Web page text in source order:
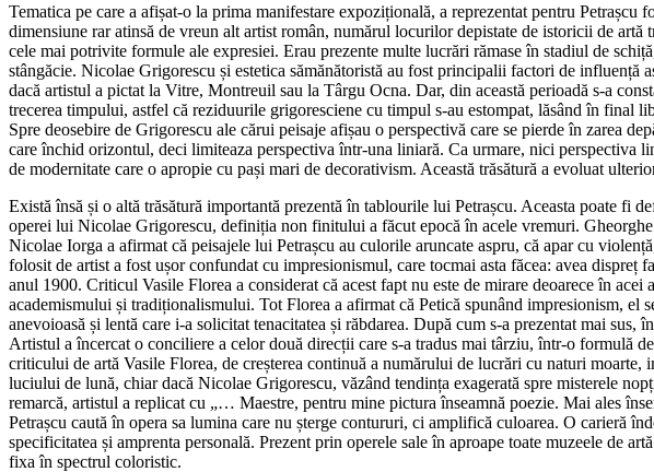
Tematica pe care a afișat-o la prima manifestare expozițională, a reprezentat pentru
dimensiune rar atinsă de vreun alt artist român, numărul locurilor depistate de istoricii de
cele mai potrivite formule ale expresiei. Erau prezente multe lucrări rămase în stadiul de
stângăcie. Nicolae Grigorescu și estetica sămănătoristă au fost principalii factori de
dacă artistul a pictat la Vitre, Montreuil sau la Târgu Ocna. Dar, din această perioadă s-a
trecerea timpului, astfel că reziduurile grigoresciene cu timpul s-au estompat, lăsând în final
Spre deosebire de Grigorescu ale cărui peisaje afișau o perspectivă care se pierde în zarea
care închid orizontul, deci limiteaza perspectiva într-una liniară. Ca urmare, nici perspectiva
de modernitate care o apropie cu pași mari de decorativism. Această trăsătură a evoluat
Există însă și o altă trăsătură importantă prezentă în tablourile lui Petrașcu. Aceasta poate fi
operei lui Nicolae Grigorescu, definiția non finitului a făcut epocă în acele vremuri.
Nicolae Iorga a afirmat că peisajele lui Petrașcu au culorile aruncate aspru, că apar cu
folosit de artist a fost ușor confundat cu impresionismul, care tocmai asta făcea: avea dispreț
anul 1900. Criticul Vasile Florea a considerat că acest fapt nu este de mirare deoarece în
academismului și tradiționalismului. Tot Florea a afirmat că Petică spunând impresionism, el
anevoioasă și lentă care i-a solicitat tenacitatea și răbdarea. După cum s-a prezentat mai
Artistul a încercat o conciliere a celor două direcții care s-a tradus mai târziu, într-o formulă
criticului de artă Vasile Florea, de creșterea continuă a numărului de lucrări cu naturi
luciului de lună, chiar dacă Nicolae Grigorescu, văzând tendința exagerată spre misterele
remarcă, artistul a replicat cu „… Maestre, pentru mine pictura înseamnă poezie. Mai ales
Petrașcu caută în opera sa lumina care nu șterge contururi, ci amplifică culoarea. O carieră
specificitatea și amprenta personală. Prezent prin operele sale în aproape toate muzeele de
fixa în spectrul coloristic.